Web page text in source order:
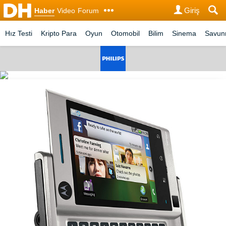
Haber Video Forum Giriş
Hız Testi Kripto Para Oyun Otomobil Bilim Sinema